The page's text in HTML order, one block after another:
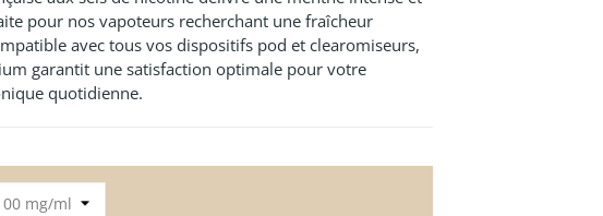
pour nos vapoteurs recherchant une fraîcheur
avec tous vos dispositifs pod et clearomiseurs,
garantit une satisfaction optimale pour votre
quotidienne.